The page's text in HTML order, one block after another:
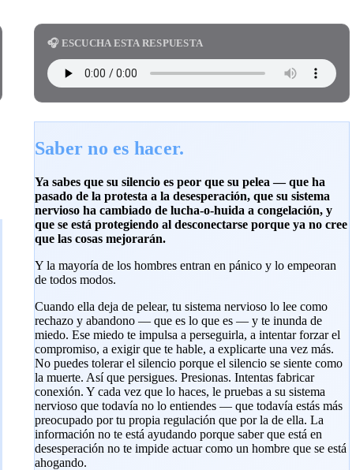
🎧 ESCUCHA ESTA RESPUESTA
Saber no es hacer.
Ya sabes que su silencio es peor que su pelea — que ha
pasado de la protesta a la desesperación, que su sistema
nervioso ha cambiado de lucha-o-huida a congelación, y
que se está protegiendo al desconectarse porque ya no cree
que las cosas mejorarán.
Y la mayoría de los hombres entran en pánico y lo empeoran
de todos modos.
Cuando ella deja de pelear, tu sistema nervioso lo lee como
rechazo y abandono — que es lo que es — y te inunda de
miedo. Ese miedo te impulsa a perseguirla, a intentar forzar el
compromiso, a exigir que te hable, a explicarte una vez más.
No puedes tolerar el silencio porque el silencio se siente como
la muerte. Así que persigues. Presionas. Intentas fabricar
conexión. Y cada vez que lo haces, le pruebas a su sistema
nervioso que todavía no lo entiendes — que todavía estás más
preocupado por tu propia regulación que por la de ella. La
información no te está ayudando porque saber que está en
desesperación no te impide actuar como un hombre que se está
ahogando.